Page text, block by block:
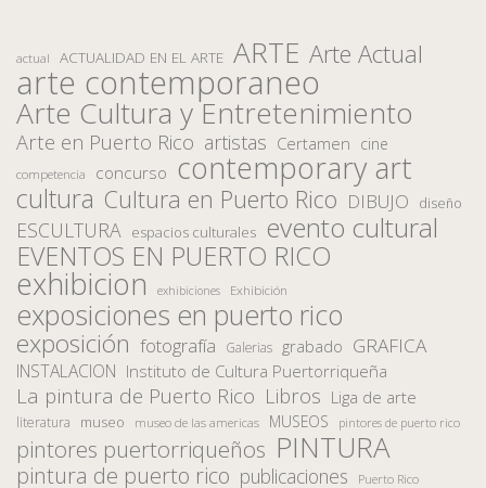
actual ACTUALIDAD EN EL ARTE ARTE Arte Actual
arte contemporaneo
Arte Cultura y Entretenimiento
Arte en Puerto Rico artistas Certamen cine
competencia concurso contemporary art
cultura Cultura en Puerto Rico DIBUJO diseño
ESCULTURA espacios culturales evento cultural
EVENTOS EN PUERTO RICO
exhibicion exhibiciones Exhibición
exposiciones en puerto rico
exposición fotografía Galerias grabado GRAFICA
INSTALACION Instituto de Cultura Puertorriqueña
La pintura de Puerto Rico Libros Liga de arte
literatura museo museo de las americas MUSEOS pintores de puerto rico
pintores puertorriqueños PINTURA
pintura de puerto rico publicaciones Puerto Rico